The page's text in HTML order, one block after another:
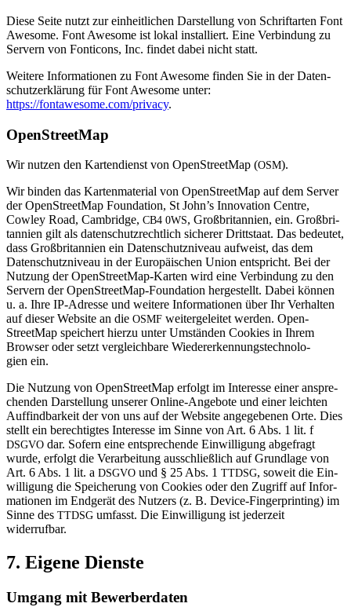
Diese Seite nutzt zur ein­heit­li­chen Dar­stel­lung von Schrift­arten Font
Awe­some. Font Awe­some ist lokal instal­liert. Eine Ver­bin­dung zu
Ser­vern von Fon­ti­cons, Inc. findet dabei nicht statt.
Wei­tere Infor­ma­tionen zu Font Awe­some finden Sie in der Daten­
schutz­er­klä­rung für Font Awe­some unter:
https://fontawesome.com/privacy.
Open­StreetMap
Wir nutzen den Kar­ten­dienst von Open­StreetMap (OSM).
Wir binden das Kar­ten­ma­te­rial von Open­StreetMap auf dem Server
der Open­StreetMap Foun­da­tion, St John’s Inno­va­tion Centre,
Cowley Road, Cam­bridge, CB4 0WS, Groß­bri­tan­nien, ein. Groß­bri­
tan­nien gilt als daten­schutz­recht­lich sicherer Dritt­staat. Das bedeutet,
dass Groß­bri­tan­nien ein Daten­schutz­ni­veau auf­weist, das dem
Daten­schutz­ni­veau in der Euro­päi­schen Union ent­spricht. Bei der
Nut­zung der Open­StreetMap-Karten wird eine Ver­bin­dung zu den
Ser­vern der Open­StreetMap-Foun­da­tion her­ge­stellt. Dabei können
u. a. Ihre IP-Adresse und wei­tere Infor­ma­tionen über Ihr Ver­halten
auf dieser Web­site an die OSMF wei­ter­ge­leitet werden. Open­
StreetMap spei­chert hierzu unter Umständen Coo­kies in Ihrem
Browser oder setzt ver­gleich­bare Wie­der­erken­nungs­tech­no­lo­
gien ein.
Die Nut­zung von Open­StreetMap erfolgt im Inter­esse einer anspre­
chenden Dar­stel­lung unserer Online-Ange­bote und einer leichten
Auf­find­bar­keit der von uns auf der Web­site ange­ge­benen Orte. Dies
stellt ein berech­tigtes Inter­esse im Sinne von Art. 6 Abs. 1 lit. f
DSGVO dar. Sofern eine ent­spre­chende Ein­wil­li­gung abge­fragt
wurde, erfolgt die Ver­ar­bei­tung aus­schließ­lich auf Grund­lage von
Art. 6 Abs. 1 lit. a DSGVO und § 25 Abs. 1 TTDSG, soweit die Ein­
wil­li­gung die Spei­che­rung von Coo­kies oder den Zugriff auf Infor­
ma­tionen im End­gerät des Nut­zers (z. B. Device-Fin­ger­prin­ting) im
Sinne des TTDSG umfasst. Die Ein­wil­li­gung ist jeder­zeit
widerrufbar.
7. Eigene Dienste
Umgang mit Bewerberdaten